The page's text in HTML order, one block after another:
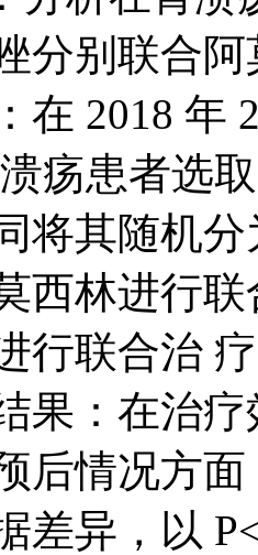
分别联合
在 2018 年
疡患者选
将其随机
西林进行
行联合治
果：在治
后情况方
差异，以